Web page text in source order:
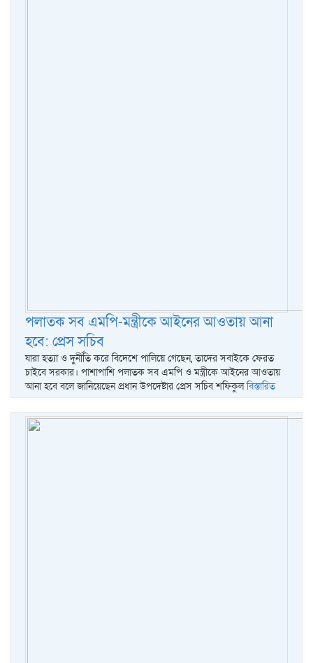
পলাতক সব এমপি-মন্ত্রীকে আইনের আওতায় আনা
হবে: প্রেস সচিব
যারা হত্যা ও দুর্নীতি করে বিদেশে পালিয়ে গেছেন, তাদের সবাইকে ফেরত
চাইবে সরকার। পাশাপাশি পলাতক সব এমপি ও মন্ত্রীকে আইনের আওতায়
আনা হবে বলে জানিয়েছেন প্রধান উপদেষ্টার প্রেস সচিব শফিকুলবিস্তারিত